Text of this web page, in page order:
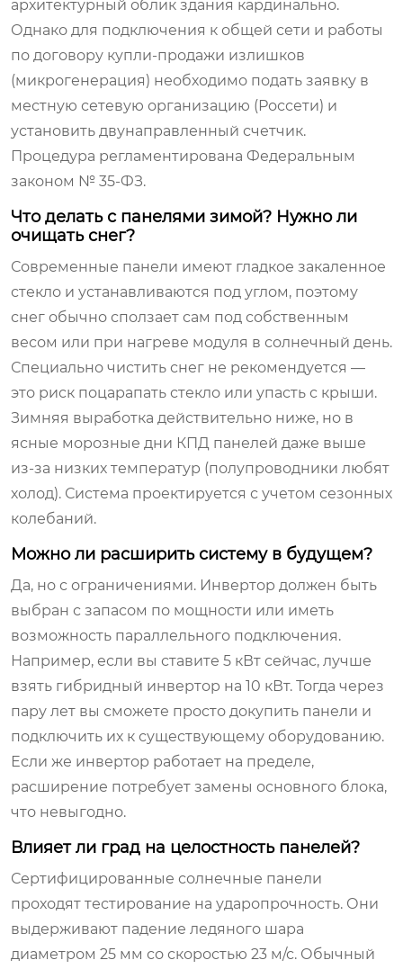
архитектурный облик здания кардинально.
Однако для подключения к общей сети и работы
по договору купли-продажи излишков
(микрогенерация) необходимо подать заявку в
местную сетевую организацию (Россети) и
установить двунаправленный счетчик.
Процедура регламентирована Федеральным
законом № 35-ФЗ.
Что делать с панелями зимой? Нужно ли
очищать снег?
Современные панели имеют гладкое закаленное
стекло и устанавливаются под углом, поэтому
снег обычно сползает сам под собственным
весом или при нагреве модуля в солнечный день.
Специально чистить снег не рекомендуется —
это риск поцарапать стекло или упасть с крыши.
Зимняя выработка действительно ниже, но в
ясные морозные дни КПД панелей даже выше
из-за низких температур (полупроводники любят
холод). Система проектируется с учетом сезонных
колебаний.
Можно ли расширить систему в будущем?
Да, но с ограничениями. Инвертор должен быть
выбран с запасом по мощности или иметь
возможность параллельного подключения.
Например, если вы ставите 5 кВт сейчас, лучше
взять гибридный инвертор на 10 кВт. Тогда через
пару лет вы сможете просто докупить панели и
подключить их к существующему оборудованию.
Если же инвертор работает на пределе,
расширение потребует замены основного блока,
что невыгодно.
Влияет ли град на целостность панелей?
Сертифицированные солнечные панели
проходят тестирование на ударопрочность. Они
выдерживают падение ледяного шара
диаметром 25 мм со скоростью 23 м/с. Обычный